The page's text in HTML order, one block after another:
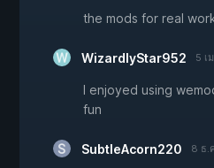
the mods for real
WizardlyStar952 5 เ
I enjoyed using
fun
SubtleAcorn220 8 ธ.